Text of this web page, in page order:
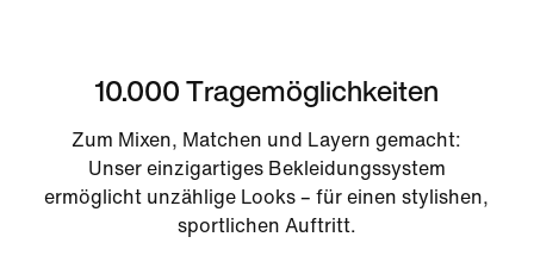
10.000 Tragemöglichkeiten
Zum Mixen, Matchen und Layern gemacht:
Unser einzigartiges Bekleidungssystem
ermöglicht unzählige Looks – für einen stylishen,
sportlichen Auftritt.